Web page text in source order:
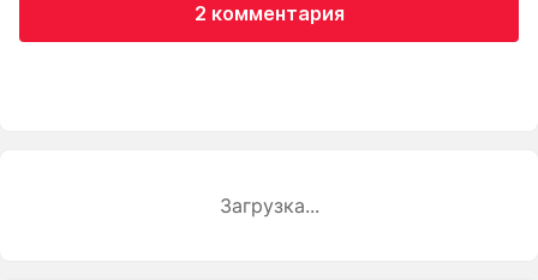
2 комментария
Загрузка...